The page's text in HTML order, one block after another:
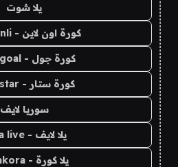
يلا شوت
كورة اون لاين - kora onli
كورة جول - kora goal
كورة ستار - kora star
سوريا لايف
يلا لايف - yalla live
يلا كورة - yallakora